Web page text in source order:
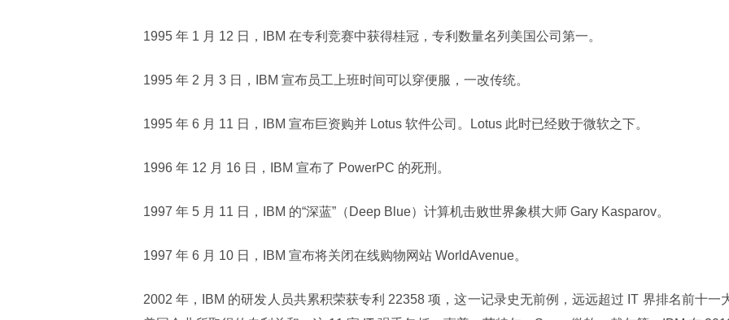
1995 年 1 月 12 日，IBM 在专利竞赛中获得桂冠，专利数量名列美国公司第一。
1995 年 2 月 3 日，IBM 宣布员工上班时间可以穿便服，一改传统。
1995 年 6 月 11 日，IBM 宣布巨资购并 Lotus 软件公司。Lotus 此时已经败于微软之下。
1996 年 12 月 16 日，IBM 宣布了 PowerPC 的死刑。
1997 年 5 月 11 日，IBM 的“深蓝”（Deep Blue）计算机击败世界象棋大师 Gary Kasparov。
1997 年 6 月 10 日，IBM 宣布将关闭在线购物网站 WorldAvenue。
2002 年，IBM 的研发人员共累积荣获专利 22358 项，这一记录史无前例，远远超过 IT 界排名前十一